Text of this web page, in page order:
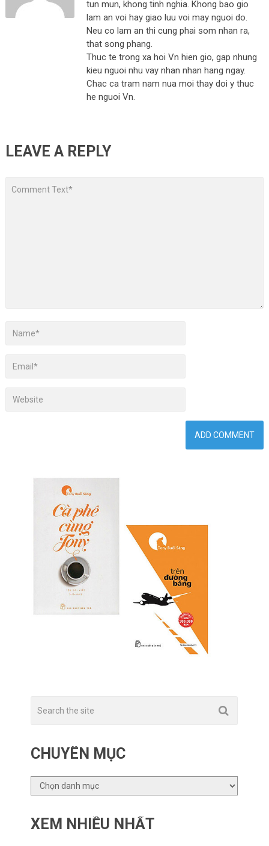
tun mun, khong tinh nghia. Khong bao gio
lam an voi hay giao luu voi may nguoi do.
Neu co lam an thi cung phai som nhan ra,
that song phang.
Thuc te trong xa hoi Vn hien gio, gap nhung
kieu nguoi nhu vay nhan nhan hang ngay.
Chac ca tram nam nua moi thay doi y thuc
he nguoi Vn.
LEAVE A REPLY
CHUYÊN MỤC
CHUYÊN
MỤC
XEM NHIỀU NHẤT